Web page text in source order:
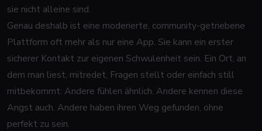
sie nicht alleine sind.
Genau deshalb ist eine moderierte, community-getriebene
Plattform oft mehr als nur eine App. Sie kann ein erster
sicherer Kontakt zur eigenen Schwulenheit sein. Ein Ort, an
dem man liest, mitredet, Fragen stellt oder einfach still
mitbekommt: Andere fühlen ähnlich. Andere kennen diese
Angst auch. Andere haben ihren Weg gefunden, ohne
perfekt zu sein.